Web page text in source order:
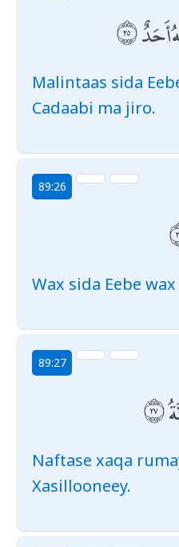
أَحَدٌ
Malintaas sida
Cadaabi ma jiro.
89:26
Wax sida Eebe
89:27
Naftase xaqa
Xasillooneey.